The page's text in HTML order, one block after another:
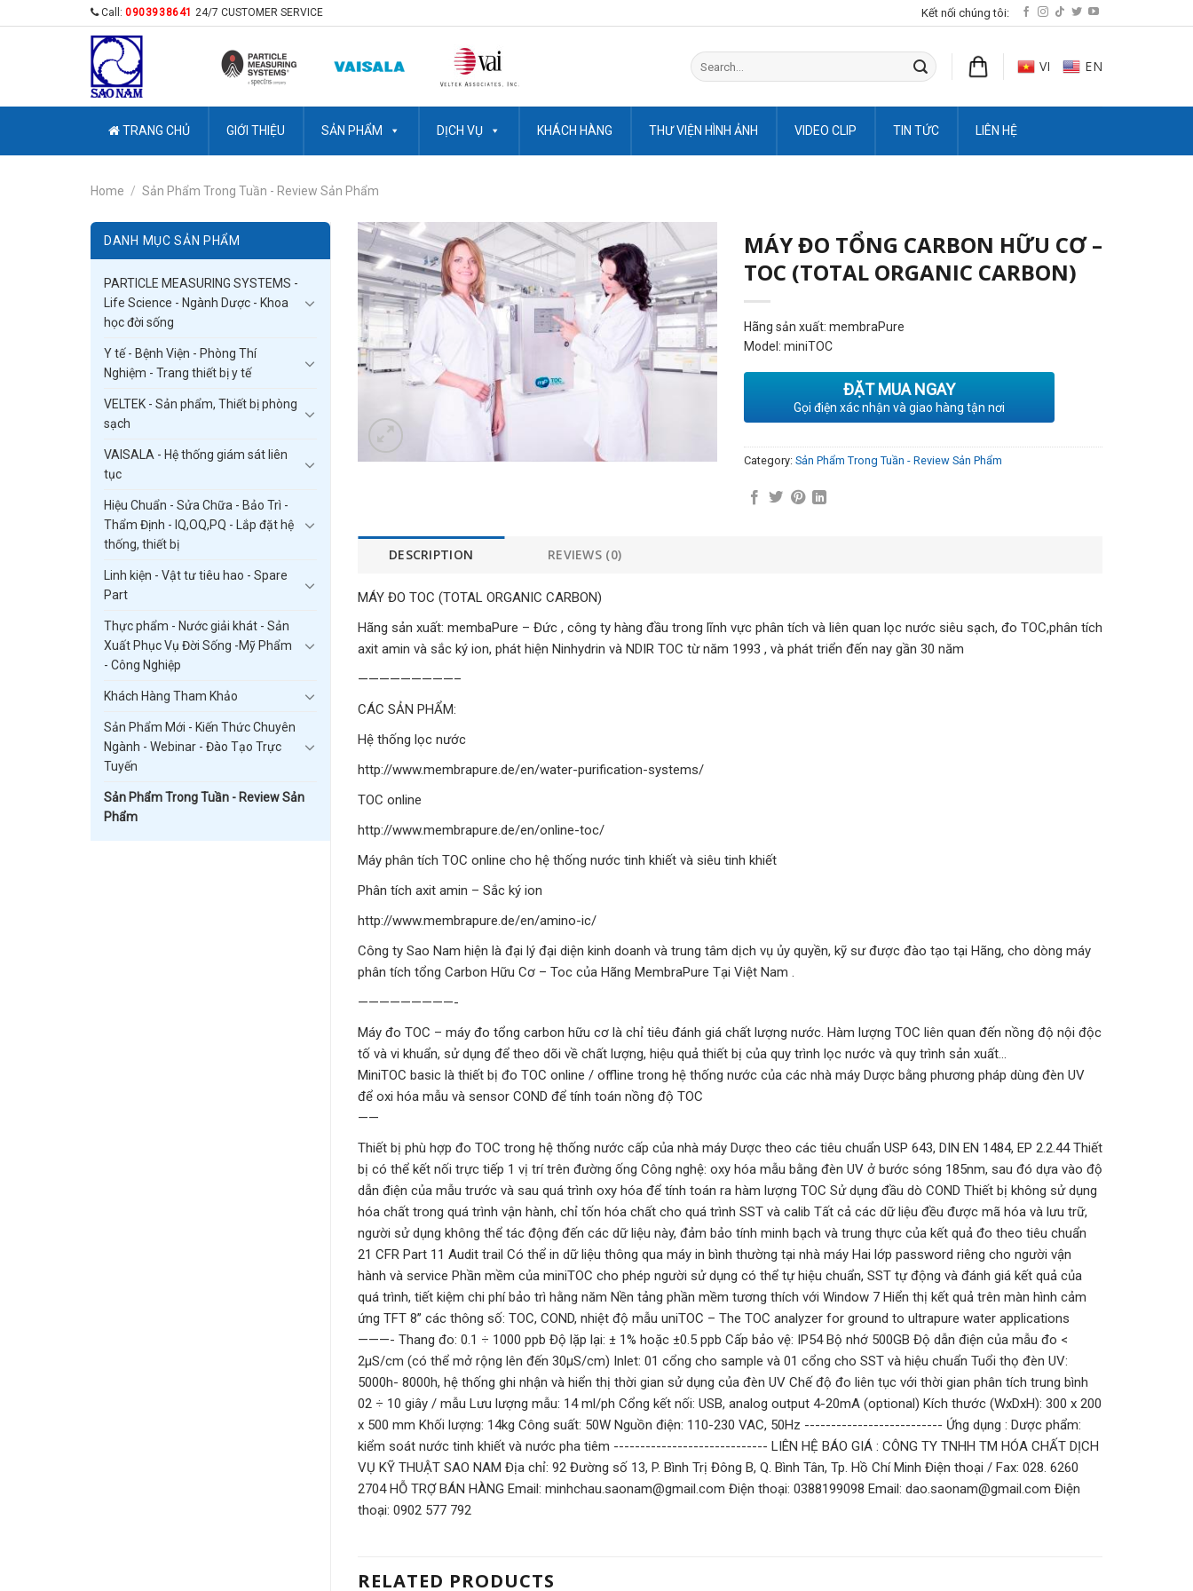
Call: 0903938641 24/7 CUSTOMER SERVICE Kết nối chúng tôi:
Search
for:
VI EN
TRANG CHỦ GIỚI THIỆU SẢN PHẨM DỊCH VỤ KHÁCH HÀNG THƯ VIỆN HÌNH ẢNH VIDEO CLIP TIN TỨC LIÊN HỆ
Home / Sản Phẩm Trong Tuần - Review Sản Phẩm
DANH MỤC SẢN PHẨM
PARTICLE MEASURING SYSTEMS -
Life Science - Ngành Dược - Khoa
học đời sống
Y tế - Bệnh Viện - Phòng Thí
Nghiệm - Trang thiết bị y tế
VELTEK - Sản phẩm, Thiết bị phòng
sạch
VAISALA - Hệ thống giám sát liên
tục
Hiệu Chuẩn - Sửa Chữa - Bảo Trì -
Thẩm Định - IQ,OQ,PQ - Lắp đặt hệ
thống, thiết bị
Linh kiện - Vật tư tiêu hao - Spare
Part
Thực phẩm - Nước giải khát - Sản
Xuất Phục Vụ Đời Sống -Mỹ Phẩm
- Công Nghiệp
Khách Hàng Tham Khảo
Sản Phẩm Mới - Kiến Thức Chuyên
Ngành - Webinar - Đào Tạo Trực
Tuyến
Sản Phẩm Trong Tuần - Review Sản
Phẩm
MÁY ĐO TỔNG CARBON HỮU CƠ –
TOC (TOTAL ORGANIC CARBON)
Hãng sản xuất: membraPure
Model: miniTOC
ĐẶT MUA NGAY
Gọi điện xác nhận và giao hàng tận nơi
Category: Sản Phẩm Trong Tuần - Review Sản Phẩm
DESCRIPTION REVIEWS (0)
MÁY ĐO TOC (TOTAL ORGANIC CARBON)
Hãng sản xuất: membaPure – Đức , công ty hàng đầu trong lĩnh vực phân tích và liên quan lọc nước siêu sạch, đo TOC,phân tích
axit amin và sắc ký ion, phát hiện Ninhydrin và NDIR TOC từ năm 1993 , và phát triển đến nay gần 30 năm
—————————–
CÁC SẢN PHẨM:
Hệ thống lọc nước
http://www.membrapure.de/en/water-purification-systems/
TOC online
http://www.membrapure.de/en/online-toc/
Máy phân tích TOC online cho hệ thống nước tinh khiết và siêu tinh khiết
Phân tích axit amin – Sắc ký ion
http://www.membrapure.de/en/amino-ic/
Công ty Sao Nam hiện là đại lý đại diện kinh doanh và trung tâm dịch vụ ủy quyền, kỹ sư được đào tạo tại Hãng, cho dòng máy
phân tích tổng Carbon Hữu Cơ – Toc của Hãng MembraPure Tại Việt Nam .
—————————-
Máy đo TOC – máy đo tổng carbon hữu cơ là chỉ tiêu đánh giá chất lượng nước. Hàm lượng TOC liên quan đến nồng độ nội độc
tố và vi khuẩn, sử dụng để theo dõi về chất lượng, hiệu quả thiết bị của quy trình lọc nước và quy trình sản xuất…
MiniTOC basic là thiết bị đo TOC online / offline trong hệ thống nước của các nhà máy Dược bằng phương pháp dùng đèn UV
để oxi hóa mẫu và sensor COND để tính toán nồng độ TOC
——
Thiết bị phù hợp đo TOC trong hệ thống nước cấp của nhà máy Dược theo các tiêu chuẩn USP 643, DIN EN 1484, EP 2.2.44 Thiết
bị có thể kết nối trực tiếp 1 vị trí trên đường ống Công nghệ: oxy hóa mẫu bằng đèn UV ở bước sóng 185nm, sau đó dựa vào độ
dẫn điện của mẫu trước và sau quá trình oxy hóa để tính toán ra hàm lượng TOC Sử dụng đầu dò COND Thiết bị không sử dụng
hóa chất trong quá trình vận hành, chỉ tốn hóa chất cho quá trình SST và calib Tất cả các dữ liệu đều được mã hóa và lưu trữ,
người sử dụng không thể tác động đến các dữ liệu này, đảm bảo tính minh bạch và trung thực của kết quả đo theo tiêu chuẩn
21 CFR Part 11 Audit trail Có thể in dữ liệu thông qua máy in bình thường tại nhà máy Hai lớp password riêng cho người vận
hành và service Phần mềm của miniTOC cho phép người sử dụng có thể tự hiệu chuẩn, SST tự động và đánh giá kết quả của
quá trình, tiết kiệm chi phí bảo trì hằng năm Nền tảng phần mềm tương thích với Window 7 Hiển thị kết quả trên màn hình cảm
ứng TFT 8’’ các thông số: TOC, COND, nhiệt độ mẫu uniTOC – The TOC analyzer for ground to ultrapure water applications
———- Thang đo: 0.1 ÷ 1000 ppb Độ lặp lại: ± 1% hoặc ±0.5 ppb Cấp bảo vệ: IP54 Bộ nhớ 500GB Độ dẫn điện của mẫu đo <
2µS/cm (có thể mở rộng lên đến 30µS/cm) Inlet: 01 cổng cho sample và 01 cổng cho SST và hiệu chuẩn Tuổi thọ đèn UV:
5000h- 8000h, hệ thống ghi nhận và hiển thị thời gian sử dụng của đèn UV Chế độ đo liên tục với thời gian phân tích trung bình
02 ÷ 10 giây / mẫu Lưu lượng mẫu: 14 ml/ph Cổng kết nối: USB, analog output 4-20mA (optional) Kích thước (WxDxH): 300 x 200
x 500 mm Khối lượng: 14kg Công suất: 50W Nguồn điện: 110-230 VAC, 50Hz -------------------------- Ứng dụng : Dược phẩm:
kiểm soát nước tinh khiết và nước pha tiêm ----------------------------- LIÊN HỆ BÁO GIÁ : CÔNG TY TNHH TM HÓA CHẤT DỊCH
VỤ KỸ THUẬT SAO NAM Địa chỉ: 92 Đường số 13, P. Bình Trị Đông B, Q. Bình Tân, Tp. Hồ Chí Minh Điện thoại / Fax: 028. 6260
2704 HỖ TRỢ BÁN HÀNG Email: minhchau.saonam@gmail.com Điện thoại: 0388199098 Email: dao.saonam@gmail.com Điện
thoại: 0902 577 792
RELATED PRODUCTS